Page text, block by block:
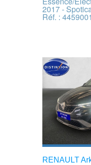
2017 -
Réf. :
RENAULT